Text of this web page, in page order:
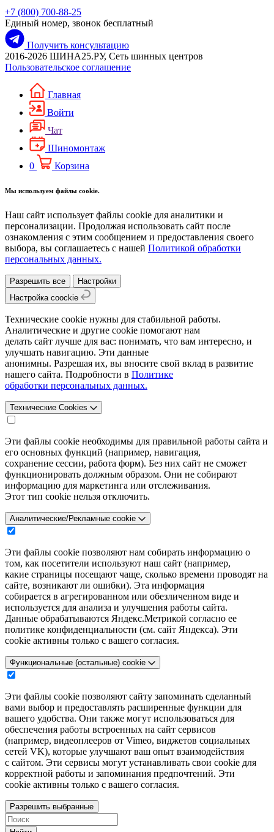
+7 (800) 700-88-25
Единый номер, звонок бесплатный
Получить консультацию
2016-2026 ШИНА25.РУ, Сеть шинных центров
Пользовательское соглашение
Главная
Войти
Чат
Шиномонтаж
0
Корзина
Мы используем файлы cookie.
Наш сайт использует файлы cookie для аналитики и
персонализации. Продолжая использовать сайт после
ознакомления с этим сообщением и предоставления своего
выбора, вы соглашаетесь с нашей Политикой обработки
персональных данных.
Разрешить все
Настройки
Настройка coockie
Технические cookie нужны для стабильной работы.
Аналитические и другие cookie помогают нам
делать сайт лучше для вас: понимать, что вам интересно, и
улучшать навигацию. Эти данные
анонимны. Разрешая их, вы вносите свой вклад в развитие
нашего сайта. Подробности в Политике
обработки персональных данных.
Технические Cookies
Эти файлы cookie необходимы для правильной работы сайта и
его основных функций (например, навигация,
сохранение сессии, работа форм). Без них сайт не сможет
функционировать должным образом. Они не собирают
информацию для маркетинга или отслеживания.
Этот тип cookie нельзя отключить.
Аналитические/Рекламные cookie
Эти файлы cookie позволяют нам собирать информацию о
том, как посетители используют наш сайт (например,
какие страницы посещают чаще, сколько времени проводят на
сайте, возникают ли ошибки). Эта информация
собирается в агрегированном или обезличенном виде и
используется для анализа и улучшения работы сайта.
Данные обрабатываются Яндекс.Метрикой согласно ее
политике конфиденциальности (см. сайт Яндекса). Эти
cookie активны только с вашего согласия.
Функциональные (остальные) cookie
Эти файлы cookie позволяют сайту запоминать сделанный
вами выбор и предоставлять расширенные функции для
вашего удобства. Они также могут использоваться для
обеспечения работы встроенных на сайт сервисов
(например, видеоплееров от Vimeo, виджетов социальных
сетей VK), которые улучшают ваш опыт взаимодействия
с сайтом. Эти сервисы могут устанавливать свои cookie для
корректной работы и запоминания предпочтений. Эти
cookie активны только с вашего согласия.
Разрешить выбранные